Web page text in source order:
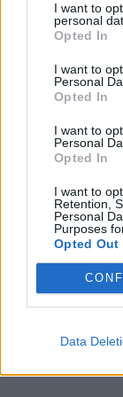
I want to
personal
Opted In
I want to
Personal
Opted In
I want to
Personal
Opted In
I want to
Retention,
Personal
Purposes
Opted Out
Data